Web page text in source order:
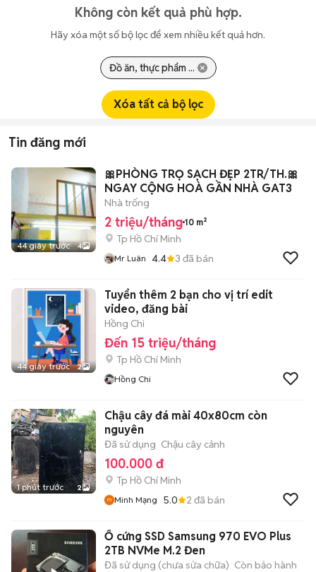
Không còn kết quả phù hợp.
Hãy xóa một số bộ lọc để xem nhiều kết quả hơn.
Đồ ăn, thực phẩm ...
Xóa tất cả bộ lọc
Tin đăng mới
44 giây trước 4
🎀PHÒNG TRỌ SẠCH ĐẸP 2TR/TH.🎀
NGAY CỘNG HOÀ GẦN NHÀ GAT3
Nhà trống
2 triệu/tháng 10 m²
Tp Hồ Chí Minh
Mr Luân 4.4 3 đã bán
44 giây trước 2
Tuyển thêm 2 bạn cho vị trí edit
video, đăng bài
Hồng Chi
Đến 15 triệu/tháng
Tp Hồ Chí Minh
Hồng Chi
1 phút trước 2
Chậu cây đá mài 40x80cm còn
nguyên
Đã sử dụng Chậu cây cảnh
100.000 đ
Tp Hồ Chí Minh
Minh Mạng 5.0 2 đã bán
Ổ cứng SSD Samsung 970 EVO Plus
2TB NVMe M.2 Đen
Đã sử dụng (chưa sửa chữa) Còn bảo hành